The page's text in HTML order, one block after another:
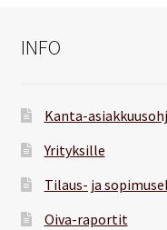
INFO
Kanta-
Yrityksille
Tilaus- ja
Oiva-raportit